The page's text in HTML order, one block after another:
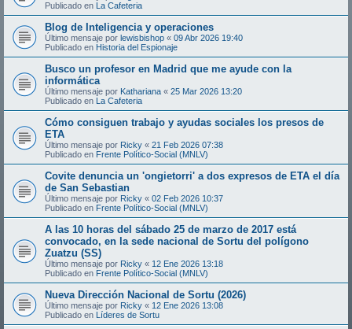
Publicado en La Cafeteria
Blog de Inteligencia y operaciones
Último mensaje por lewisbishop « 09 Abr 2026 19:40
Publicado en Historia del Espionaje
Busco un profesor en Madrid que me ayude con la
informática
Último mensaje por Kathariana « 25 Mar 2026 13:20
Publicado en La Cafeteria
Cómo consiguen trabajo y ayudas sociales los presos de
ETA
Último mensaje por Ricky « 21 Feb 2026 07:38
Publicado en Frente Político-Social (MNLV)
Covite denuncia un 'ongietorri' a dos expresos de ETA el día
de San Sebastian
Último mensaje por Ricky « 02 Feb 2026 10:37
Publicado en Frente Político-Social (MNLV)
A las 10 horas del sábado 25 de marzo de 2017 está
convocado, en la sede nacional de Sortu del polígono
Zuatzu (SS)
Último mensaje por Ricky « 12 Ene 2026 13:18
Publicado en Frente Político-Social (MNLV)
Nueva Dirección Nacional de Sortu (2026)
Último mensaje por Ricky « 12 Ene 2026 13:08
Publicado en Líderes de Sortu